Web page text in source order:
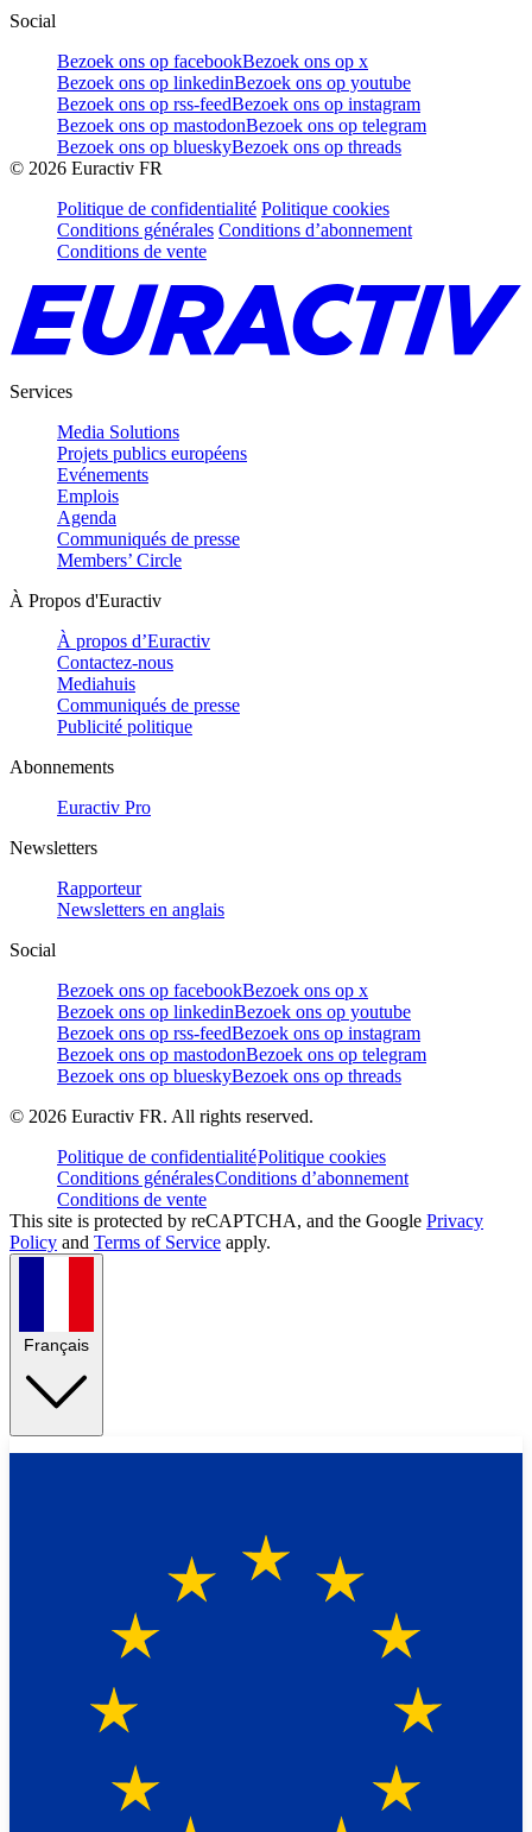
Social
Bezoek ons op facebookBezoek ons op x
Bezoek ons op linkedinBezoek ons op youtube
Bezoek ons op rss-feedBezoek ons op instagram
Bezoek ons op mastodonBezoek ons op telegram
Bezoek ons op blueskyBezoek ons op threads
© 2026 Euractiv FR
Politique de confidentialité Politique cookies
Conditions générales Conditions d’abonnement
Conditions de vente
Services
Media Solutions
Projets publics européens
Evénements
Emplois
Agenda
Communiqués de presse
Members’ Circle
À Propos d'Euractiv
À propos d’Euractiv
Contactez-nous
Mediahuis
Communiqués de presse
Publicité politique
Abonnements
Euractiv Pro
Newsletters
Rapporteur
Newsletters en anglais
Social
Bezoek ons op facebookBezoek ons op x
Bezoek ons op linkedinBezoek ons op youtube
Bezoek ons op rss-feedBezoek ons op instagram
Bezoek ons op mastodonBezoek ons op telegram
Bezoek ons op blueskyBezoek ons op threads
© 2026 Euractiv FR. All rights reserved.
Politique de confidentialitéPolitique cookies
Conditions généralesConditions d’abonnement
Conditions de vente
This site is protected by reCAPTCHA, and the Google Privacy
Policy and Terms of Service apply.
Français